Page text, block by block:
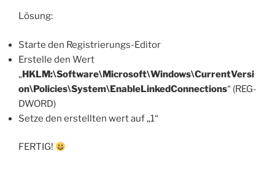
Lösung:
Starte den Registrierungs-Editor
Erstelle den Wert
„HKLM:\Software\Microsoft\Windows\CurrentVersi
on\Policies\System\EnableLinkedConnections“ (REG-
DWORD)
Setze den erstellten wert auf „1“
FERTIG!